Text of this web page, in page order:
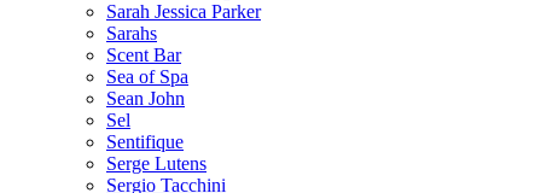
Sarah Jessica Parker
Sarahs
Scent Bar
Sea of Spa
Sean John
Sel
Sentifique
Serge Lutens
Sergio Tacchini